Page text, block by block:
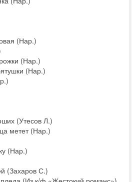
(Нар.)
(Нар.)
(Нар.)
(Утесов Л.)
метет (Нар.)
(Нар.)
(Захаров С.)